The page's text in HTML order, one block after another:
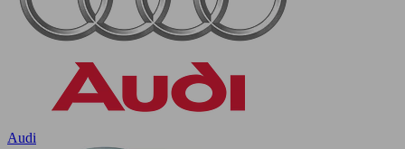
Audi